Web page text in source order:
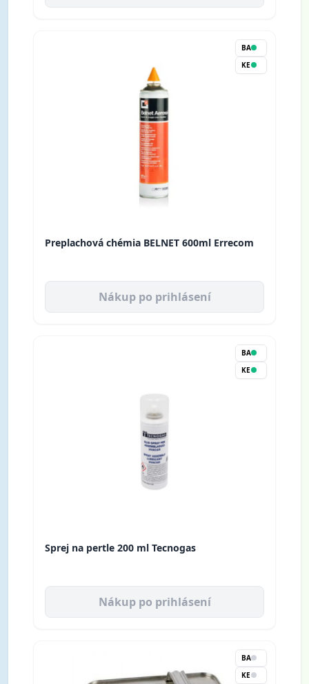
BA
KE
Preplachová chémia BELNET 600ml Errecom
Nákup po prihlásení
BA
KE
Sprej na pertle 200 ml Tecnogas
Nákup po prihlásení
BA
KE